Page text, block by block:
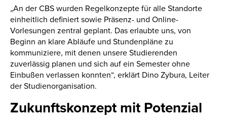
„An der CBS wurden Regelkonzepte für alle Standorte
einheitlich definiert sowie Präsenz- und Online-
Vorlesungen zentral geplant. Das erlaubte uns, von
Beginn an klare Abläufe und Stundenpläne zu
kommuniziere, mit denen unsere Studierenden
zuverlässig planen und sich auf ein Semester ohne
Einbußen verlassen konnten“, erklärt Dino Zybura, Leiter
der Studienorganisation.
Zukunftskonzept mit Potenzial